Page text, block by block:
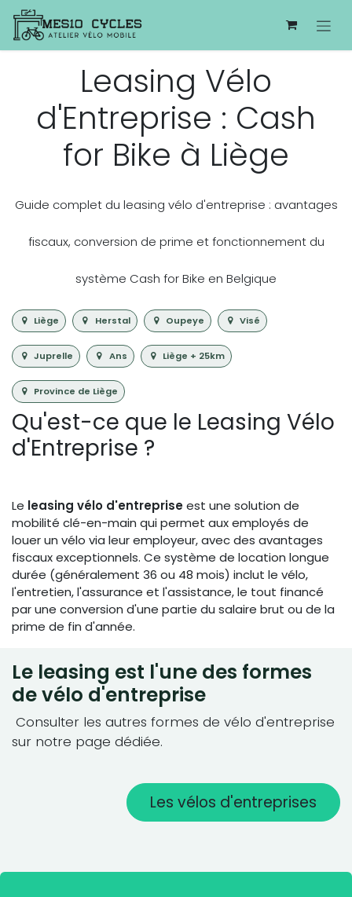
Se rendre au contenu
Leasing Vélo
d'Entreprise : Cash
for Bike à Liège
Guide complet du leasing vélo d'entreprise : avantages
fiscaux, conversion de prime et fonctionnement du
système Cash for Bike en Belgique
Liège Herstal Oupeye Visé
Juprelle Ans Liège + 25km
Province de Liège
Qu'est-ce que le Leasing Vélo
d'Entreprise ?
Le leasing vélo d'entrepriseest une solution de
mobilité clé-en-main qui permet aux employés de
louer un vélo via leur employeur, avec des avantages
fiscaux exceptionnels. Ce système de location longue
durée (généralement 36 ou 48 mois) inclut le vélo,
l'entretien, l'assurance et l'assistance, le tout financé
par une conversion d'une partie du salaire brut ou de la
prime de fin d'année.
Le leasing est l'une des formes
de vélo d'entreprise
Consulter les autres formes de vélo d'entreprise
sur notre page dédiée.
Les vélos d'entreprises